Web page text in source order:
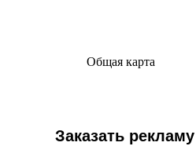
Общая карта
Заказать